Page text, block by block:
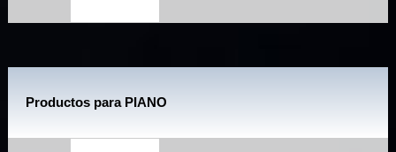
Productos para PIANO